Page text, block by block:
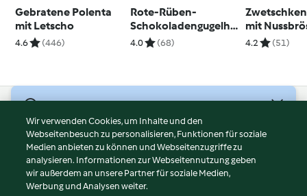
Gebratene Polenta
mit Letscho
4.6 (446)
Rote-Rüben-
Schokoladengugelhu
pf
4.0 (68)
mit
(vegan)
4.2 (51)
Nutzungsbedingungen
Datenschutzrichtlinien
Disclaimer
Impressum
Wir verwenden Cookies, um Inhalte und den
Webseitenbesuch zu personalisieren, Funktionen für soziale
Medien anbieten zu können und Webseitenzugriffe zu
analysieren. Informationen zur Webseitennutzung geben
wir außerdem an unsere Partner für soziale Medien,
Werbung und Analysen weiter.